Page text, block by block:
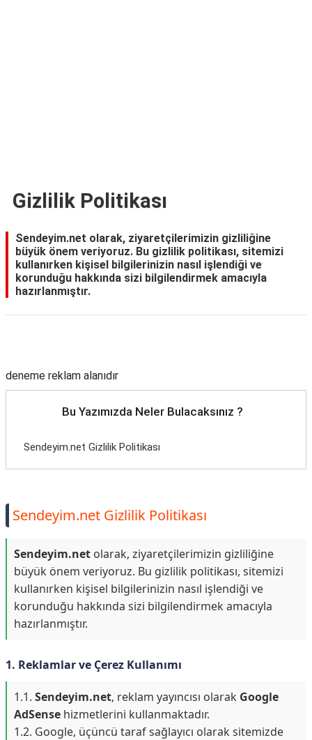
Gizlilik Politikası
Sendeyim.net olarak, ziyaretçilerimizin gizliliğine
büyük önem veriyoruz. Bu gizlilik politikası, sitemizi
kullanırken kişisel bilgilerinizin nasıl işlendiği ve
korunduğu hakkında sizi bilgilendirmek amacıyla
hazırlanmıştır.
deneme reklam alanıdır
Bu Yazımızda Neler Bulacaksınız ?
Sendeyim.net Gizlilik Politikası
Sendeyim.net Gizlilik Politikası
Sendeyim.net olarak, ziyaretçilerimizin gizliliğine
büyük önem veriyoruz. Bu gizlilik politikası, sitemizi
kullanırken kişisel bilgilerinizin nasıl işlendiği ve
korunduğu hakkında sizi bilgilendirmek amacıyla
hazırlanmıştır.
1. Reklamlar ve Çerez Kullanımı
1.1. Sendeyim.net, reklam yayıncısı olarak Google
AdSense hizmetlerini kullanmaktadır.
1.2. Google, üçüncü taraf sağlayıcı olarak sitemizde